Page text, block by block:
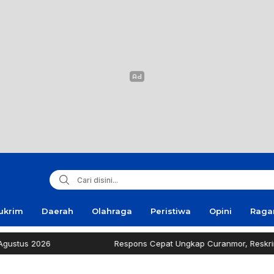
Daerah Olahraga Peristiwa Opini
2026 Respons Cepat Ungkap Curanmor, Reskrim